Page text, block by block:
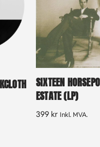
SIXTEEN
ESTATE (LP)
399 kr Inkl. MVA.